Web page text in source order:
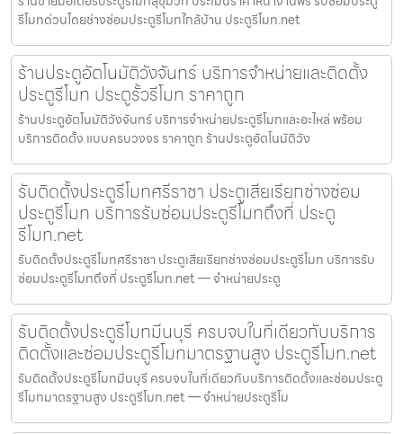
รีโมทด่วนโดยช่างซ่อมประตูรีโมทใกล้บ้าน ประตูรีโมท.net
ร้านประตูอัตโนมัติวังจันทร์ บริการจำหน่ายและติดตั้ง
ประตูรีโมท ประตูรั้วรีโมท ราคาถูก
ร้านประตูอัตโนมัติวังจันทร์ บริการจำหน่ายประตูรีโมทและอะไหล่ พร้อม
บริการติดตั้ง แบบครบวงจร ราคาถูก ร้านประตูอัตโนมัติวัง
รับติดตั้งประตูรีโมทศรีราชา ประตูเสียเรียกช่างซ่อม
ประตูรีโมท บริการรับซ่อมประตูรีโมทถึงที่ ประตู
รีโมท.net
รับติดตั้งประตูรีโมทศรีราชา ประตูเสียเรียกช่างซ่อมประตูรีโมท บริการรับ
ซ่อมประตูรีโมทถึงที่ ประตูรีโมท.net — จำหน่ายประตู
รับติดตั้งประตูรีโมทมีนบุรี ครบจบในที่เดียวกับบริการ
ติดตั้งและซ่อมประตูรีโมทมาตรฐานสูง ประตูรีโมท.net
รับติดตั้งประตูรีโมทมีนบุรี ครบจบในที่เดียวกับบริการติดตั้งและซ่อมประตู
รีโมทมาตรฐานสูง ประตูรีโมท.net — จำหน่ายประตูรีโม